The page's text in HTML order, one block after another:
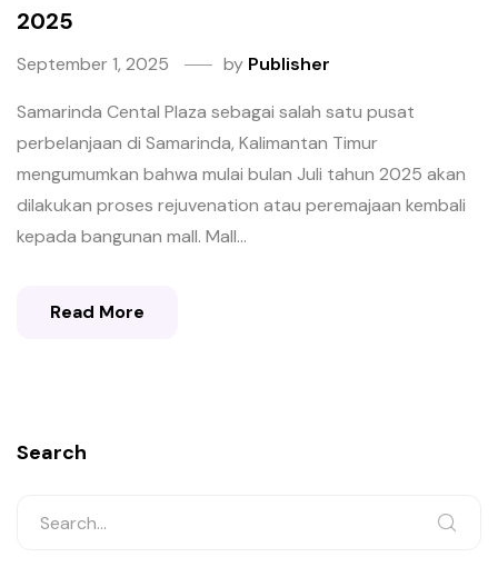
2025
September 1, 2025 by Publisher
Samarinda Cental Plaza sebagai salah satu pusat
perbelanjaan di Samarinda, Kalimantan Timur
mengumumkan bahwa mulai bulan Juli tahun 2025 akan
dilakukan proses rejuvenation atau peremajaan kembali
kepada bangunan mall. Mall...
Read More
Search